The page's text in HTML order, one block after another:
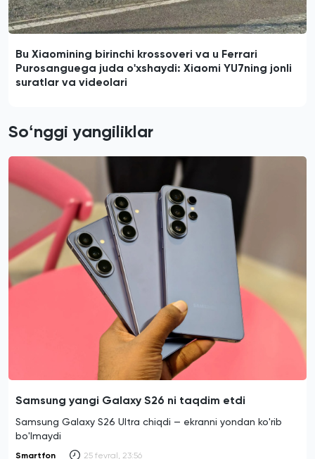
Bu Xiaomining birinchi krossoveri va u Ferrari
Purosanguega juda o'xshaydi: Xiaomi YU7ning jonli
suratlar va videolari
Soʻnggi yangiliklar
Samsung yangi Galaxy S26 ni taqdim etdi
Samsung Galaxy S26 Ultra chiqdi — ekranni yondan ko'rib
bo'lmaydi
Smartfon 25 fevral, 23:56